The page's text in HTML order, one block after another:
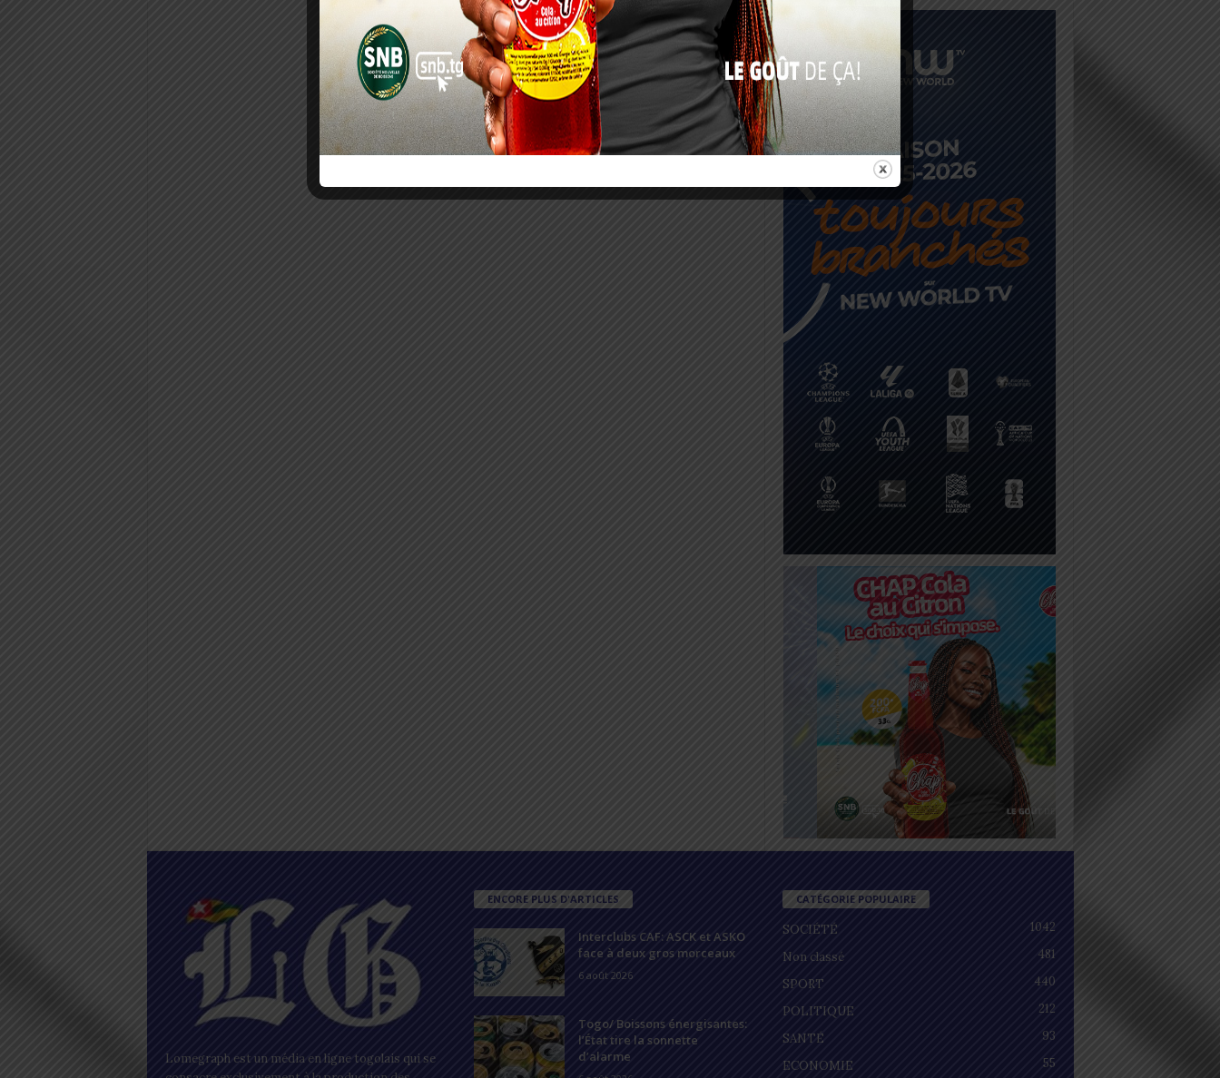
Lomegraph est un média en ligne togolais qui se
ENCORE PLUS D'ARTICLES
Interclubs CAF: ASCK et ASKO
face à deux gros morceaux
6 août 2026
Togo/ Boissons énergisantes:
l’État tire la sonnette
d’alarme
CATÉGORIE POPULAIRE
SOCIÉTÉ
1042
Non classé
481
SPORT
440
POLITIQUE
212
SANTÉ
93
ECONOMIE
55